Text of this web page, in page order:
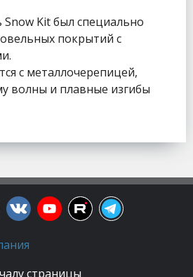
Kit был специально
покрытий с
с металлочерепицей,
волны и плавные изгибы
страницы